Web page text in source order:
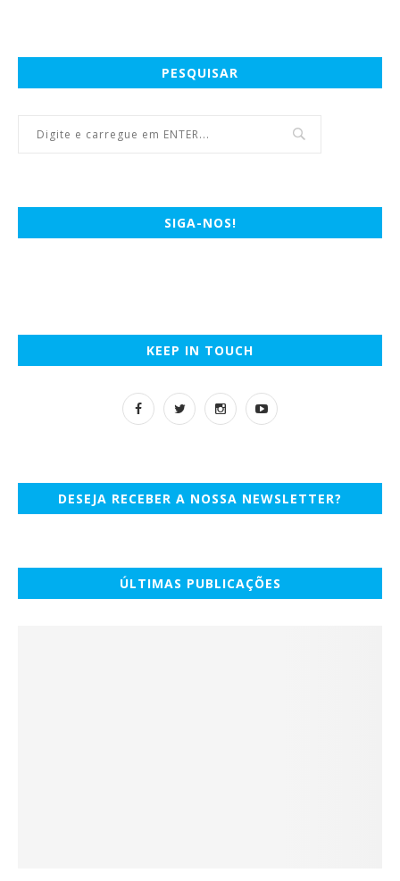
PESQUISAR
SIGA-NOS!
KEEP IN TOUCH
DESEJA RECEBER A NOSSA NEWSLETTER?
ÚLTIMAS PUBLICAÇÕES